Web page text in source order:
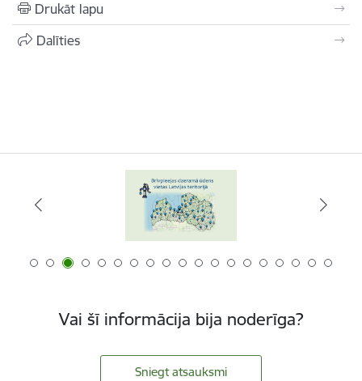
Drukāt lapu
Dalīties
Vai šī informācija bija noderīga?
Sniegt atsauksmi